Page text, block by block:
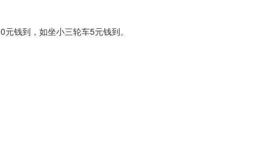
钱到，如坐小三轮车5元钱到。